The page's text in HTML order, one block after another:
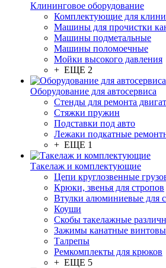
Клининговое оборудование
Комплектующие для
Машины для прочистки
Машины подметальные
Машины поломоечные
Мойки высокого давления
+ ЕЩЕ 2
Оборудование для автосервиса
Стенды для ремонта
Стяжки пружин
Подставки под авто
Лежаки подкатные
+ ЕЩЕ 1
Такелаж и комплектующие
Цепи круглозвенные
Крюки, звенья для стропов
Втулки алюминиевые для
Коуши
Скобы такелажные
Зажимы канатные
Талрепы
Ремкомплекты для крюков
+ ЕЩЕ 5